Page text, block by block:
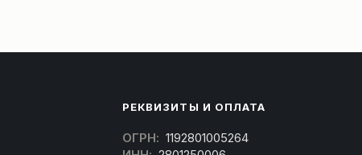
РЕКВИЗИТЫ И ОПЛАТА
ОГРН: 1192801005264